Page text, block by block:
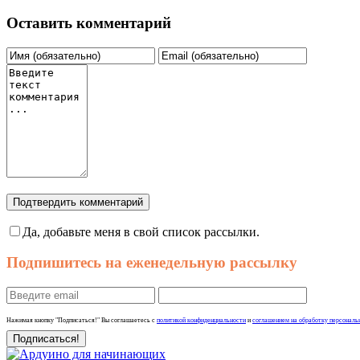
Оставить комментарий
Подтвердить комментарий
Да, добавьте меня в свой список рассылки.
Подпишитесь на еженедельную рассылку
Нажимая кнопку "Подписаться!" Вы соглашаетесь с политикой конфиденциальности и соглашением на обработку